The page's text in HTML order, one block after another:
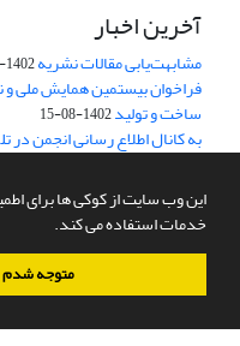
این وب سایت از کوکی ها برای
خدمات استفاده می کند.
متوجه شدم
آخرین اخبار
مشابهت‌یابی مقالات نشریه1402-11-01
فراخوان بیستمین همایش ملی
ساخت و تولید1402-08-15
به کانال اطلاع رسانی انجمن در
info_smeir
این نشریه از قوانین COPE تبعیت میکند.
اشتراک خبرنامه
برای دریافت اخبار و اطلاعیه